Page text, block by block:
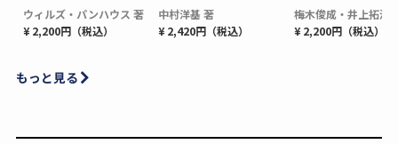
ウィルズ・パンハウス 著
¥ 2,200円（税込）
中村洋基 著
¥ 2,420円（税込）
梅木俊成・井上拓海
¥ 2,200円（税込）
もっと見る